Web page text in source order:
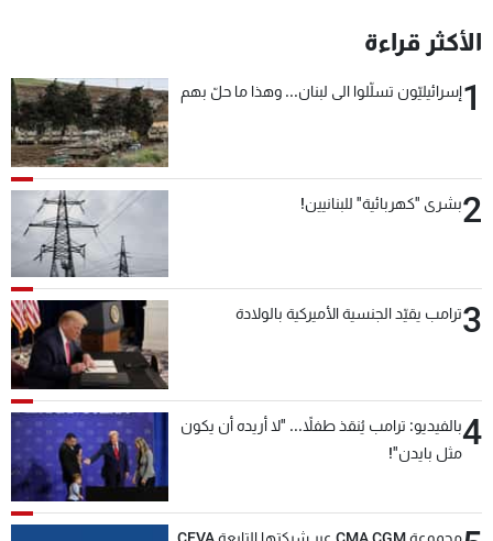
الأكثر قراءة
1إسرائيليّون تسلّلوا الى لبنان... وهذا ما حلّ بهم
2بشرى "كهربائية" للبنانيين!
3ترامب يقيّد الجنسية الأميركية بالولادة
4بالفيديو: ترامب يُنقذ طفلاً... "لا أريده أن يكون
مثل بايدن"!
جدول البرامج
الترددات
الإنـتـاج
لاعلاناتكم